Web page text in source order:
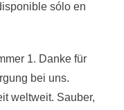
sólo en
1. Danke für
bei uns.
weltweit. Sauber,